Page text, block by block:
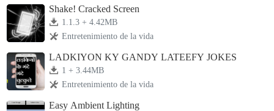
Shake! Cracked Screen
1.1.3 + 4.42MB
Entretenimiento de la vida
LADKIYON KY GANDY LATEEFY JOKES
1 + 3.44MB
Entretenimiento de la vida
Easy Ambient Lighting